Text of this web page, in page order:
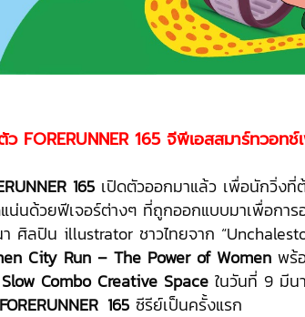
FORERUNNER 165 จีพีเอสสมาร์ทวอทช์
165 เปิดตัวออกมาแล้ว เพื่อนักวิ่ง
น่นด้วยฟีเจอร์ต่างๆ ที่ถูกออกแบบมาเพื่อการ
ศิลปิน illustrator ชาวไทยจาก
City Run – The Power of Women พร้
Slow Combo Creative Space ในวันที่ 9 มีน
FORERUNNER 165 ซีรีย์เป็นครั้งแรก